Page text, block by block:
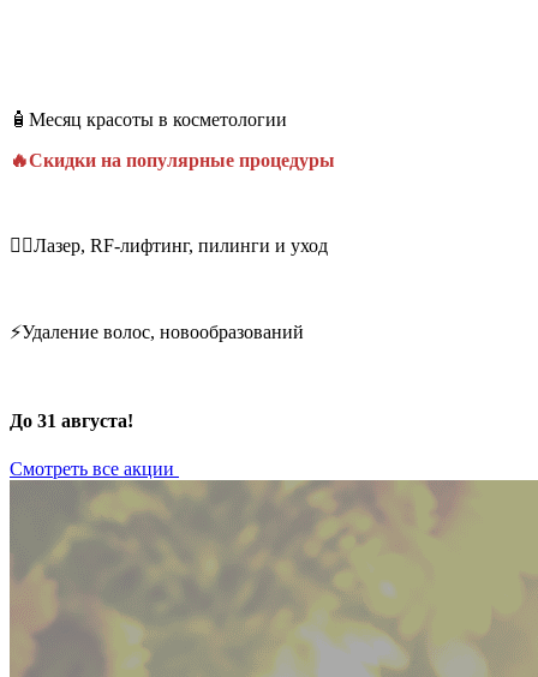
🧴Месяц красоты в косметологии
🔥Скидки на популярные процедуры
💆‍♀️Лазер, RF-лифтинг, пилинги и уход
⚡Удаление волос, новообразований
До 31 августа!
Смотреть все акции